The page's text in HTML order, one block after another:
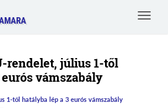
Toggle
rendelet, július 1-től
vámszabály
1-től hatályba lép a 3 eurós vámszabály